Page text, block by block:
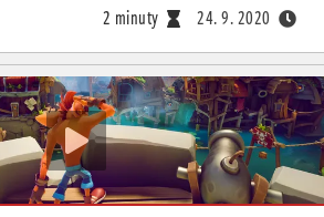
2 minuty 24. 9. 2020